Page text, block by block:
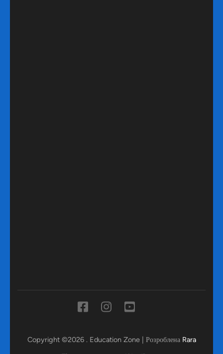
Copyright ©2026 . Education Zone | Розроблена Rara